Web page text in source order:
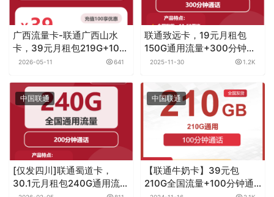
广西流量卡-联通广西山水
卡，39元月租包219G+100
分钟
2026-05-11 641
联通致远卡，19元月租包
150G通用流量+300分钟通
话
2025-11-30 1.2K
中国联通
[仅发四川]联通蜀道卡，
30.1元月租包240G通用流量
中国联通
【联通牛奶卡】39元包
210G全国流量+100分钟通